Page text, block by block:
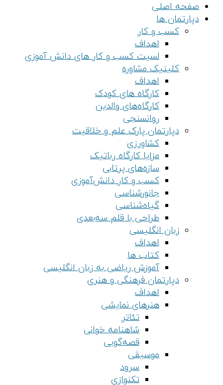
صفحه اصلی
دپارتمان ها
کسب و کار
اهداف
لسیت کسب و کار های دانش آموزی
کلینیک مشاوره
اهداف
کارگاه های کودک
کارگاه‌های والدین
روانسنجی
دپارتمان پارک علم و خلاقیت
کشاورزی
مزایا کارگاه رباتیک
سازه‌های پرتابی
کسب و کار دانش‌آموزی
جانورشناسی
گیاه‌شناسی
طراحی با قلم سه‌بعدی
زبان انگلیسی
اهداف
کتاب ها
آموزش ریاضی به زبان انگلیسی
دپارتمان فرهنگی و هنری
اهداف
هنرهای نمایشی
تئاتر
شاهنامه خوانی
قصه‌گویی
موسیقی
سرود
تکنوازی